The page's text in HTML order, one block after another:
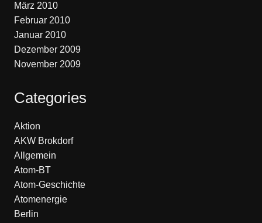
März 2010
Februar 2010
Januar 2010
Dezember 2009
November 2009
Categories
Aktion
AKW Brokdorf
Allgemein
Atom-BT
Atom-Geschichte
Atomenergie
Berlin